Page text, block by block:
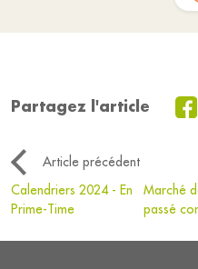
Partagez l'article
Article précédent
Calendriers 2024 - En
Prime-Time
Marché
passé